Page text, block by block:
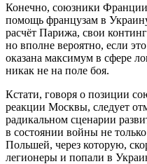
Конечно, союзники
помощь французам в
расчёт Парижа, свои
но вполне вероятно, если
оказана максимум в сфере
никак не на поле боя.
Кстати, говоря о позиции
реакции Москвы, следует
радикальном сценарии
в состоянии войны не
Польшей, через которую,
легионеры и попали в